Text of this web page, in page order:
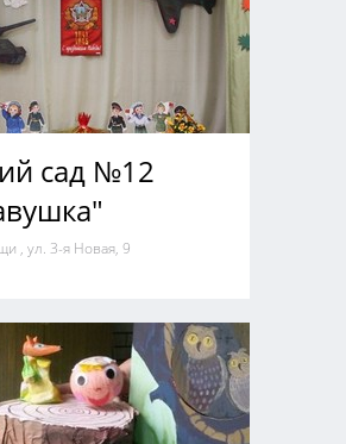
сад №12
, ул. 3-я Новая, 9